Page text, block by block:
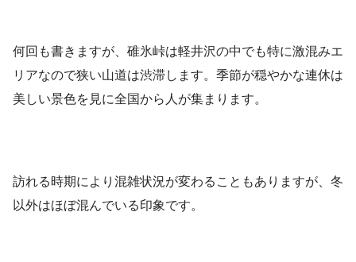
何回も書きますが、碓氷峠は軽井沢の中でも特に激混みエ
リアなので狭い山道は渋滞します。季節が穏やかな連休は
美しい景色を見に全国から人が集まります。
訪れる時期により混雑状況が変わることもありますが、冬
以外はほぼ混んでいる印象です。